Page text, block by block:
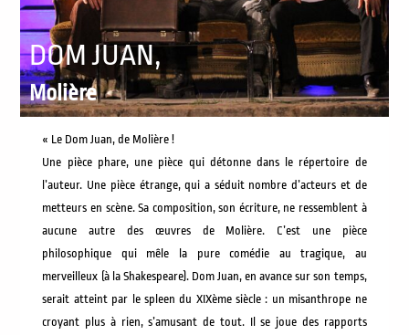
DOM JUAN,
Molière
« Le Dom Juan, de Molière !
Une pièce phare, une pièce qui détonne dans le répertoire de
l’auteur. Une pièce étrange, qui a séduit nombre d’acteurs et de
metteurs en scène. Sa composition, son écriture, ne ressemblent à
aucune autre des œuvres de Molière. C’est une pièce
philosophique qui mêle la pure comédie au tragique, au
merveilleux (à la Shakespeare). Dom Juan, en avance sur son temps,
serait atteint par le spleen du XIXème siècle : un misanthrope ne
croyant plus à rien, s’amusant de tout. Il se joue des rapports